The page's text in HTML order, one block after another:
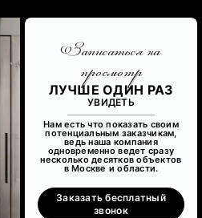
Записаться на
просмотр
ЛУЧШЕ ОДИН РАЗ
УВИДЕТЬ
Нам есть что показать своим
потенциальным заказчикам,
ведь наша компания
одновременно ведет сразу
несколько десятков объектов
в Москве и области.
Заказать бесплатный
звонок